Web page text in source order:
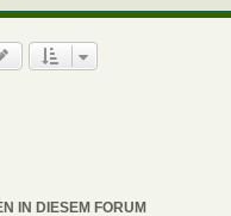
IN DIESEM FORUM